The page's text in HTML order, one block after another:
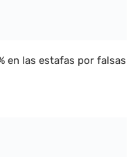
en las estafas por falsas